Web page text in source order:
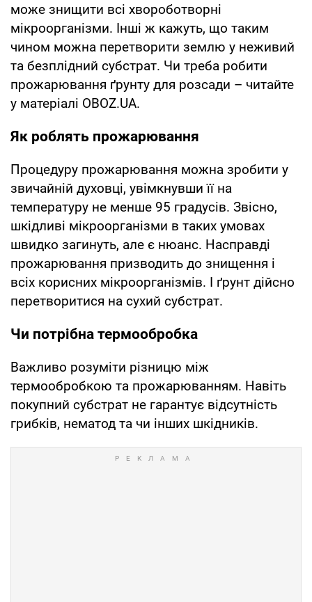
може знищити всі хвороботворні
мікроорганізми. Інші ж кажуть, що таким
чином можна перетворити землю у неживий
та безплідний субстрат. Чи треба робити
прожарювання ґрунту для розсади – читайте
у матеріалі OBOZ.UA.
Як роблять прожарювання
Процедуру прожарювання можна зробити у
звичайній духовці, увімкнувши її на
температуру не менше 95 градусів. Звісно,
шкідливі мікроорганізми в таких умовах
швидко загинуть, але є нюанс. Насправді
прожарювання призводить до знищення і
всіх корисних мікроорганізмів. І ґрунт дійсно
перетворитися на сухий субстрат.
Чи потрібна термообробка
Важливо розуміти різницю між
термообробкою та прожарюванням. Навіть
покупний субстрат не гарантує відсутність
грибків, нематод та чи інших шкідників.